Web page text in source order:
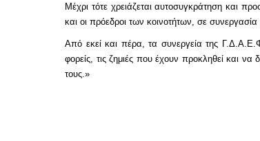
Μέχρι τότε χρειάζεται αυτοσυγκράτηση και
και οι πρόεδροι των κοινοτήτων, σε
Από εκεί και πέρα, τα συνεργεία της
φορείς, τις ζημιές που έχουν προκληθεί και
τους.»